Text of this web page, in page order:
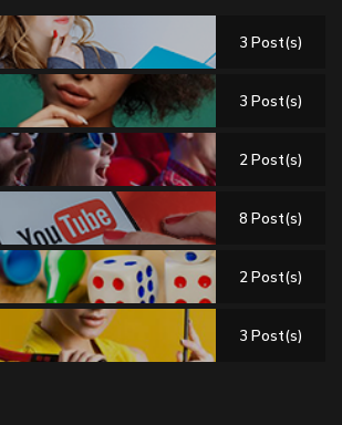
3 Post(s)
3 Post(s)
2 Post(s)
8 Post(s)
2 Post(s)
3 Post(s)